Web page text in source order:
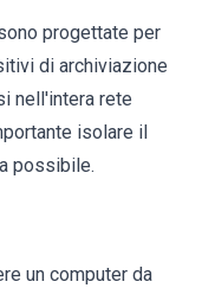
progettate per
di archiviazione
nell'intera rete
isolare il
possibile.
un computer da